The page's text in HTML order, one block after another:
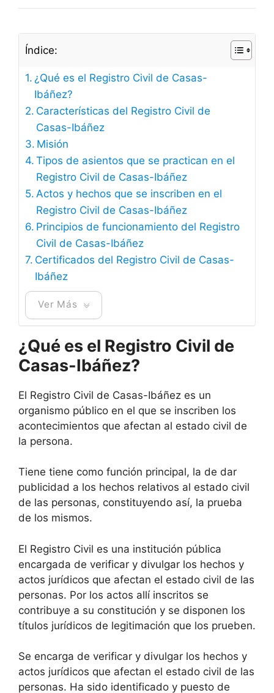
Índice:
¿Qué es el Registro Civil de Casas-
Ibáñez?
Características del Registro Civil de
Casas-Ibáñez
Misión
Tipos de asientos que se practican en el
Registro Civil de Casas-Ibáñez
Actos y hechos que se inscriben en el
Registro Civil de Casas-Ibáñez
Principios de funcionamiento del Registro
Civil de Casas-Ibáñez
Certificados del Registro Civil de Casas-
Ibáñez
Ver Más
¿Qué es el Registro Civil de
Casas-Ibáñez?
El Registro Civil de Casas-Ibáñez es un
organismo público en el que se inscriben los
acontecimientos que afectan al estado civil de
la persona.
Tiene tiene como función principal, la de dar
publicidad a los hechos relativos al estado civil
de las personas, constituyendo así, la prueba
de los mismos.
El Registro Civil es una institución pública
encargada de verificar y divulgar los hechos y
actos jurídicos que afectan el estado civil de las
personas. Por los actos allí inscritos se
contribuye a su constitución y se disponen los
títulos jurídicos de legitimación que los prueben.
Se encarga de verificar y divulgar los hechos y
actos jurídicos que afectan el estado civil de las
personas. Ha sido identificado y puesto de